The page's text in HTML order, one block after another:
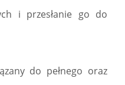
i przesłanie go do
do pełnego oraz